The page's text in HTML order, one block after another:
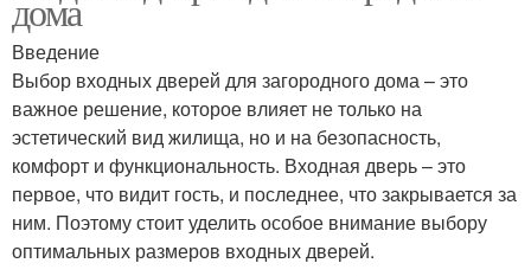
дома
Введение
Выбор входных дверей для загородного дома – это
важное решение, которое влияет не только на
эстетический вид жилища, но и на безопасность,
комфорт и функциональность. Входная дверь – это
первое, что видит гость, и последнее, что закрывается за
ним. Поэтому стоит уделить особое внимание выбору
оптимальных размеров входных дверей.